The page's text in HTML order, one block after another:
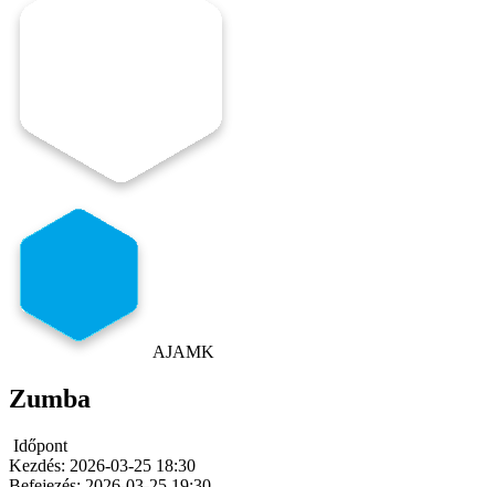
AJAMK
Zumba
Időpont
Kezdés: 2026-03-25 18:30